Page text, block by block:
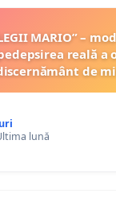
MARIO” –
reală a
de
lună